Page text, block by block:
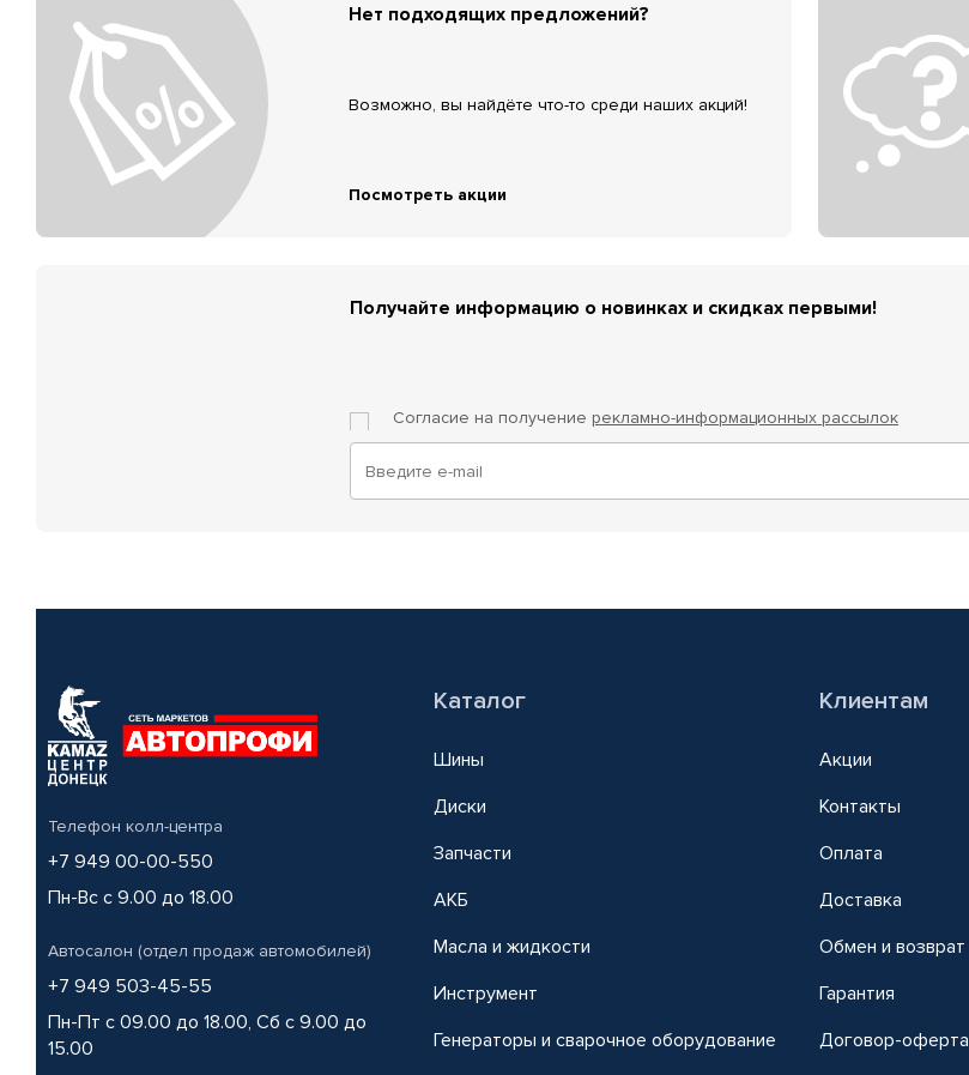
Нет подходящих предложений?
Возможно, вы найдёте что-то среди наших акций!
Посмотреть акции
Получайте информацию о новинках и скидках первыми!
Согласие на получение рекламно-информационных рассылок
Телефон колл-центра
+7 949 00-00-550
Пн-Вс с 9.00 до 18.00
Автосалон (отдел продаж автомобилей)
+7 949 503-45-55
Пн-Пт с 09.00 до 18.00, Сб с 9.00 до
15.00
Каталог
Шины
Диски
Запчасти
АКБ
Масла и жидкости
Инструмент
Генераторы и сварочное оборудование
Клиентам
Акции
Контакты
Оплата
Доставка
Обмен и возврат
Гарантия
Договор-оферта